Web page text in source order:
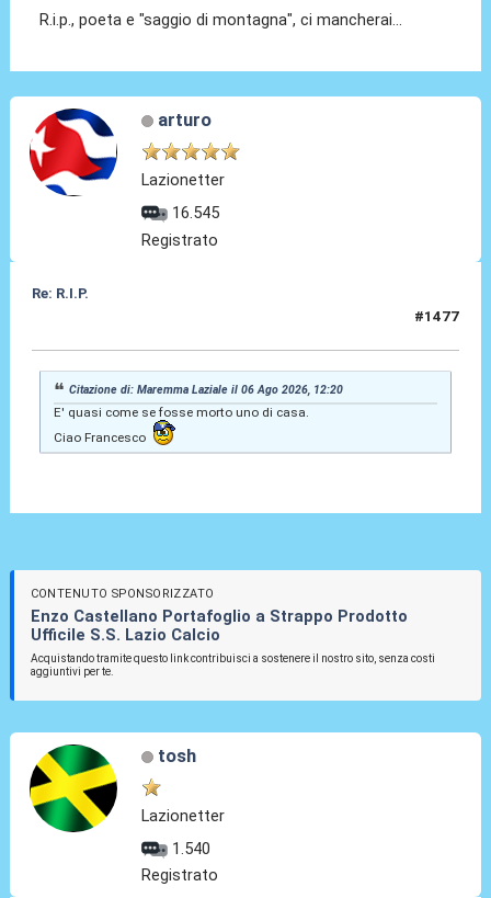
R.i.p., poeta e "saggio di montagna", ci mancherai...
arturo
Lazionetter
16.545
Registrato
Re: R.I.P.
#1477
Citazione di: Maremma Laziale il 06 Ago 2026, 12:20
E' quasi come se fosse morto uno di casa.
Ciao Francesco
CONTENUTO SPONSORIZZATO
Enzo Castellano Portafoglio a Strappo Prodotto
Ufficile S.S. Lazio Calcio
Acquistando tramite questo link contribuisci a sostenere il nostro sito, senza costi
aggiuntivi per te.
tosh
Lazionetter
1.540
Registrato